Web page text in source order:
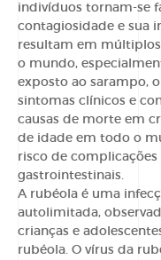
indivíduos tornam-se
contagiosidade e sua
resultam em
o mundo,
exposto ao sarampo,
sintomas clínicos e
causas de morte em
de idade em todo o
risco de
gastrointestinais.
A rubéola é uma
autolimitada,
crianças e
rubéola. O vírus da